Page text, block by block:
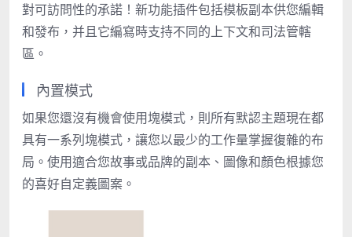
對可訪問性的承諾！新功能插件包括模板副本供您編輯
和發布，并且它編寫時支持不同的上下文和司法管轄
區。
內置模式
如果您還沒有機會使用塊模式，則所有默認主題現在都
具有一系列塊模式，讓您以最少的工作量掌握復雜的布
局。使用適合您故事或品牌的副本、圖像和顏色根據您
的喜好自定義圖案。